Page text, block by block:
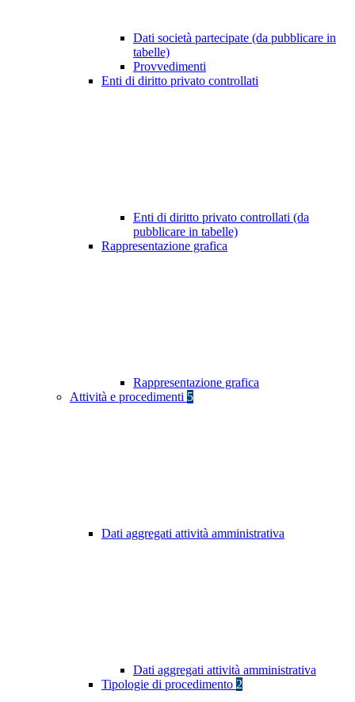
Dati società partecipate (da pubblicare in
tabelle)
Provvedimenti
Enti di diritto privato controllati
Enti di diritto privato controllati (da
pubblicare in tabelle)
Rappresentazione grafica
Rappresentazione grafica
Attività e procedimenti 5
Dati aggregati attività amministrativa
Dati aggregati attività amministrativa
Tipologie di procedimento 2